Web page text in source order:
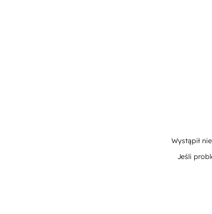
Wystąpił
Jeśli